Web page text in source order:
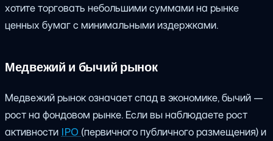
хотите торговать небольшими суммами на рынке
ценных бумаг с минимальными издержками.
Медвежий и бычий рынок
Медвежий рынок означает спад в экономике, бычий —
рост на фондовом рынке. Если вы наблюдаете рост
активности IPO (первичного публичного размещения) и